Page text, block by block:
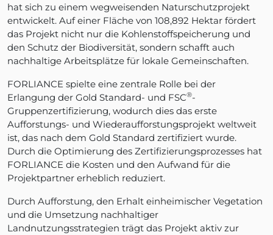
hat sich zu einem wegweisenden Naturschutzprojekt
entwickelt. Auf einer Fläche von 108,892 Hektar fördert
das Projekt nicht nur die Kohlenstoffspeicherung und
den Schutz der Biodiversität, sondern schafft auch
nachhaltige Arbeitsplätze für lokale Gemeinschaften.
FORLIANCE spielte eine zentrale Rolle bei der
Erlangung der Gold Standard- und FSC®-
Gruppenzertifizierung, wodurch dies das erste
Aufforstungs- und Wiederaufforstungsprojekt weltweit
ist, das nach dem Gold Standard zertifiziert wurde.
Durch die Optimierung des Zertifizierungsprozesses hat
FORLIANCE die Kosten und den Aufwand für die
Projektpartner erheblich reduziert.
Durch Aufforstung, den Erhalt einheimischer Vegetation
und die Umsetzung nachhaltiger
Landnutzungsstrategien trägt das Projekt aktiv zur